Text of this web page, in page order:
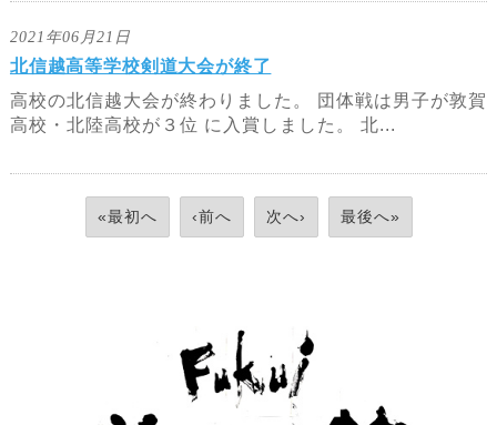
2021年06月21日
北信越高等学校剣道大会が終了
高校の北信越大会が終わりました。 団体戦は男子が敦賀
高校・北陸高校が３位 に入賞しました。 北...
«最初へ ‹前へ 次へ› 最後へ»